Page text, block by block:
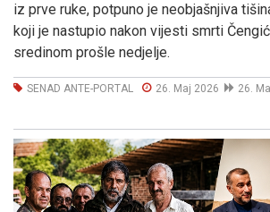
iz prve ruke, potpuno je neobjašnjiva
koji je nastupio nakon vijesti smrti
sredinom prošle nedjelje.
SENAD ANTE-PORTAL 26. Maj 2026 26.